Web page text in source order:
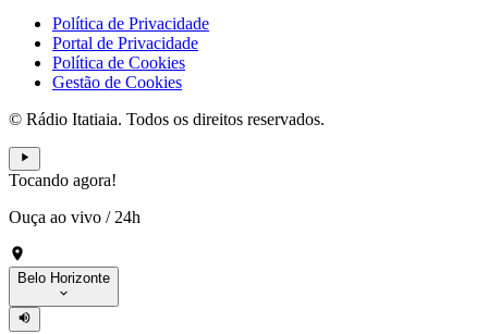
Política de Privacidade
Portal de Privacidade
Política de Cookies
Gestão de Cookies
© Rádio Itatiaia. Todos os direitos reservados.
Tocando agora!
Ouça ao vivo / 24h
Belo Horizonte